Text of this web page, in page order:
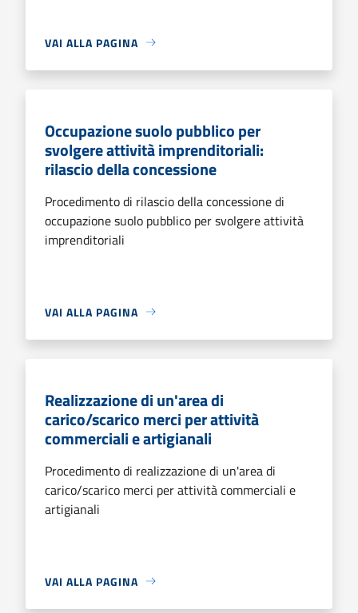
VAI ALLA PAGINA
Occupazione suolo pubblico per
svolgere attività imprenditoriali:
rilascio della concessione
Procedimento di rilascio della concessione di
occupazione suolo pubblico per svolgere attività
imprenditoriali
VAI ALLA PAGINA
Realizzazione di un'area di
carico/scarico merci per attività
commerciali e artigianali
Procedimento di realizzazione di un'area di
carico/scarico merci per attività commerciali e
artigianali
VAI ALLA PAGINA